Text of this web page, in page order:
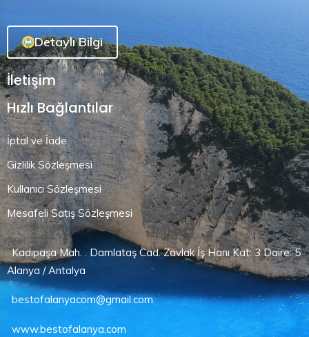
Detaylı Bilgi
İletişim
Hızlı Bağlantılar
İptal ve İade
Gizlilik Sözleşmesi
Kullanıcı Sözleşmesi
Mesafeli Satış Sözleşmesi
Kadıpaşa Mah. . Damlataş Cad. Zavlak İş Hanı Kat: 3 Daire: 5
Alanya / Antalya
bestofalanyacom@gmail.com
www.bestofalanya.com